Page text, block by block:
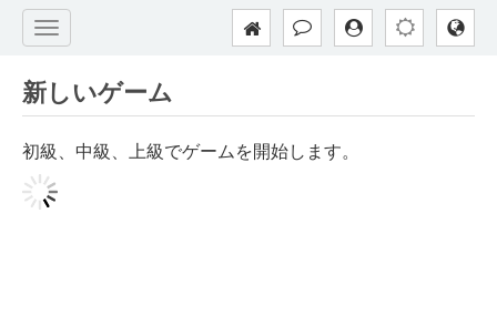
新しいゲーム
初級、中級、上級でゲームを開始します。